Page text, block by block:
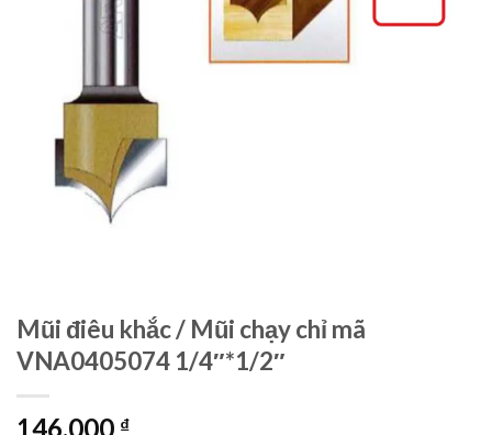
Mũi điêu khắc / Mũi chạy chỉ mã
VNA0405074 1/4″*1/2″
146.000 ₫